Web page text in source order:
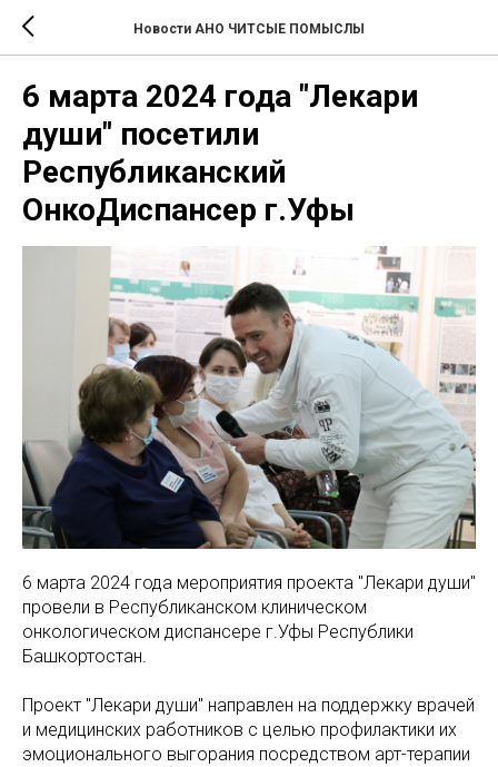
Новости АНО ЧИТСЫЕ ПОМЫСЛЫ
6 марта 2024 года "Лекари
души" посетили
Республиканский
ОнкоДиспансер г.Уфы
6 марта 2024 года мероприятия проекта "Лекари души"
провели в Республиканском клиническом
онкологическом диспансере г.Уфы Республики
Башкортостан.
Проект "Лекари души" направлен на поддержку врачей
и медицинских работников с целью профилактики их
эмоционального выгорания посредством арт-терапии